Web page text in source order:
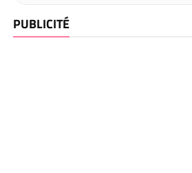
PUBLICITÉ